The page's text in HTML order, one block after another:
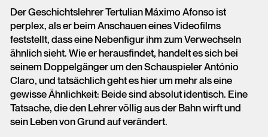
Der Geschichtslehrer Tertulian Máximo Afonso ist
perplex, als er beim Anschauen eines Videofilms
feststellt, dass eine Nebenfigur ihm zum Verwechseln
ähnlich sieht. Wie er herausfindet, handelt es sich bei
seinem Doppelgänger um den Schauspieler António
Claro, und tatsächlich geht es hier um mehr als eine
gewisse Ähnlichkeit: Beide sind absolut identisch. Eine
Tatsache, die den Lehrer völlig aus der Bahn wirft und
sein Leben von Grund auf verändert.